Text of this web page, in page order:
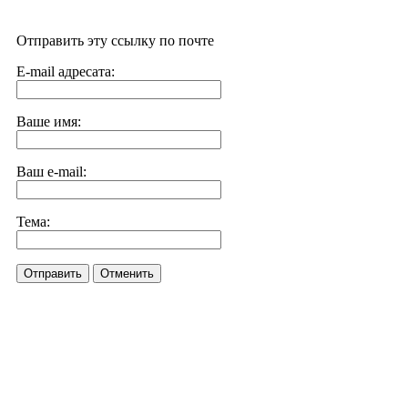
Отправить эту ссылку по почте
E-mail адресата:
Ваше имя:
Ваш e-mail:
Тема:
Отправить Отменить